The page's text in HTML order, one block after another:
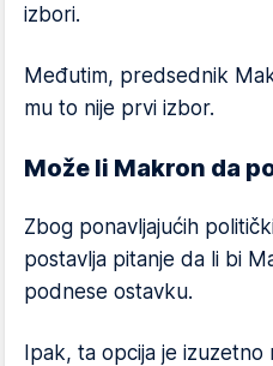
izbori.
Međutim, predsednik
mu to nije prvi izbor.
Može li Makron da
Zbog ponavljajućih
postavlja pitanje da li bi
podnese ostavku.
Ipak, ta opcija je izuzetno